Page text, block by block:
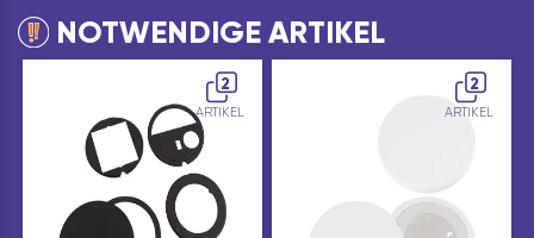
NOTWENDIGE ARTIKEL
2
ARTIKEL
2
ARTIKEL